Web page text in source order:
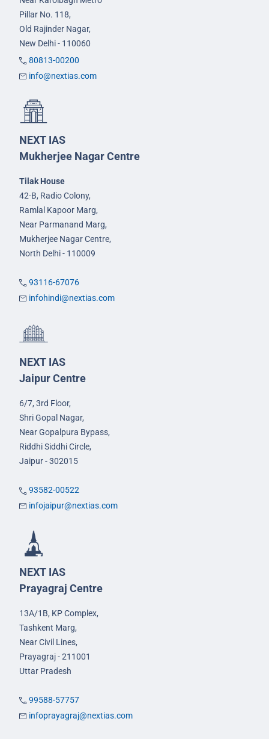
Pillar No. 118,
Old Rajinder Nagar,
New Delhi - 110060
80813-00200
info@nextias.com
NEXT IAS
Mukherjee Nagar Centre
Tilak House
42-B, Radio Colony,
Ramlal Kapoor Marg,
Near Parmanand Marg,
Mukherjee Nagar Centre,
North Delhi - 110009
93116-67076
infohindi@nextias.com
NEXT IAS
Jaipur Centre
6/7, 3rd Floor,
Shri Gopal Nagar,
Near Gopalpura Bypass,
Riddhi Siddhi Circle,
Jaipur - 302015
93582-00522
infojaipur@nextias.com
NEXT IAS
Prayagraj Centre
13A/1B, KP Complex,
Tashkent Marg,
Near Civil Lines,
Prayagraj - 211001
Uttar Pradesh
99588-57757
infoprayagraj@nextias.com